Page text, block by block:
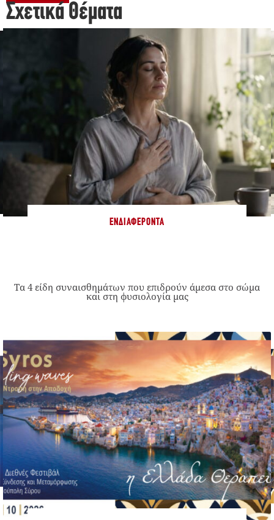
Σχετικά Θέματα
ΕΝΔΙΑΦΈΡΟΝΤΑ
Τα 4 είδη συναισθημάτων που επιδρούν άμεσα στο σώμα
και στη φυσιολογία μας